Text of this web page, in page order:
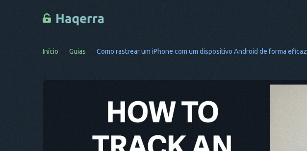
Início Guias Como rastrear um iPhone com um dispositivo Android de forma eficaz